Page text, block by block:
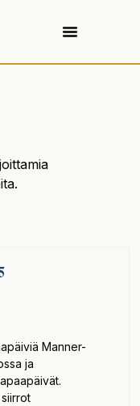
Manner-
ja